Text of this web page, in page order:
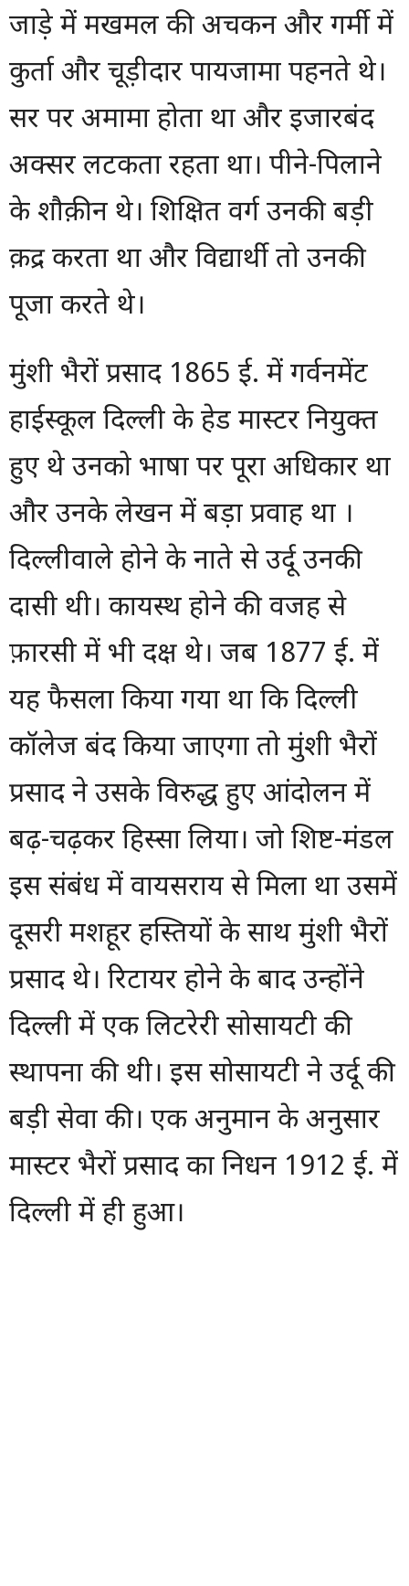
जाड़े में मखमल की अचकन और गर्मी में
कुर्ता और चूड़ीदार पायजामा पहनते थे।
सर पर अमामा होता था और इजारबंद
अक्सर लटकता रहता था। पीने-पिलाने
के शौक़ीन थे। शिक्षित वर्ग उनकी बड़ी
क़द्र करता था और विद्यार्थी तो उनकी
पूजा करते थे।
मुंशी भैरों प्रसाद 1865 ई. में गर्वनमेंट
हाईस्कूल दिल्ली के हेड मास्टर नियुक्त
हुए थे उनको भाषा पर पूरा अधिकार था
और उनके लेखन में बड़ा प्रवाह था ।
दिल्लीवाले होने के नाते से उर्दू उनकी
दासी थी। कायस्थ होने की वजह से
फ़ारसी में भी दक्ष थे। जब 1877 ई. में
यह फैसला किया गया था कि दिल्ली
कॉलेज बंद किया जाएगा तो मुंशी भैरों
प्रसाद ने उसके विरुद्ध हुए आंदोलन में
बढ़-चढ़कर हिस्सा लिया। जो शिष्ट-मंडल
इस संबंध में वायसराय से मिला था उसमें
दूसरी मशहूर हस्तियों के साथ मुंशी भैरों
प्रसाद थे। रिटायर होने के बाद उन्होंने
दिल्ली में एक लिटरेरी सोसायटी की
स्थापना की थी। इस सोसायटी ने उर्दू की
बड़ी सेवा की। एक अनुमान के अनुसार
मास्टर भैरों प्रसाद का निधन 1912 ई. में
दिल्ली में ही हुआ।